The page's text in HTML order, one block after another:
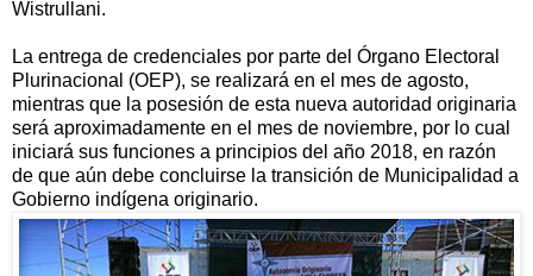
Wistrullani.
La entrega de credenciales por parte del Órgano Electoral
Plurinacional (OEP), se realizará en el mes de agosto,
mientras que la posesión de esta nueva autoridad originaria
será aproximadamente en el mes de noviembre, por lo cual
iniciará sus funciones a principios del año 2018, en razón
de que aún debe concluirse la transición de Municipalidad a
Gobierno indígena originario.